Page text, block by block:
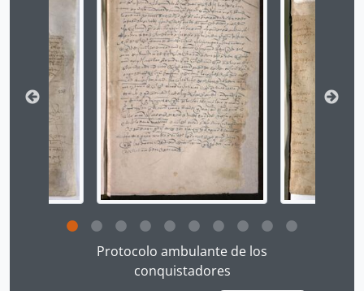
Clicking this description title link will open the
Protocolo ambulante de los
conquistadores